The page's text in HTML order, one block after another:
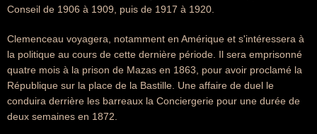
Conseil de 1906 à 1909, puis de 1917 à 1920.
Clemenceau voyagera, notamment en Amérique et s'intéressera à
la politique au cours de cette dernière période. Il sera emprisonné
quatre mois à la prison de Mazas en 1863, pour avoir proclamé la
République sur la place de la Bastille. Une affaire de duel le
conduira derrière les barreaux la Conciergerie pour une durée de
deux semaines en 1872.